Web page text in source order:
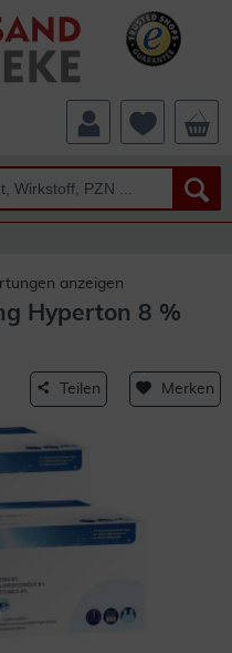
anzeigen
Hyperton 8 %
Teilen Merken